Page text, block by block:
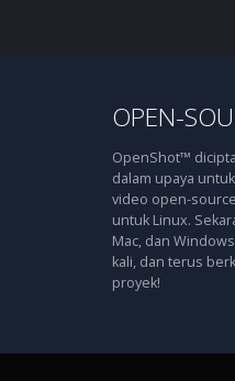
OPEN-
OpenShot™
dalam upaya
video open-
untuk Linux.
Mac, dan
kali, dan terus
proyek!